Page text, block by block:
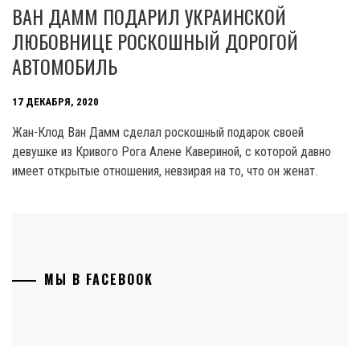
ВАН ДАММ ПОДАРИЛ УКРАИНСКОЙ
ЛЮБОВНИЦЕ РОСКОШНЫЙ ДОРОГОЙ
АВТОМОБИЛЬ
17 ДЕКАБРЯ, 2020
Жан-Клод Ван Дамм сделал роскошный подарок своей
девушке из Кривого Рога Алене Кавериной, с которой давно
имеет открытые отношения, невзирая на то, что он женат.
МЫ В FACEBOOK